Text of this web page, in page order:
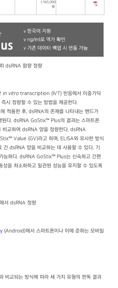
1,163,000
원
dsRNA 함량 정량
in vitro transcription (IVT) 반응에서 이중가닥
시 정량할 수 있는 방법을 제공한다.
적용한 후, dsRNA의 존재를 나타내는 밴드가
된다. dsRNA GoStix™ Plus의 결과는 스마트폰
비교하여 dsRNA 양을 정량한다. dsRNA
Value (GV)라고 하며, ELISA와 유사한 방식
간 dsRNA 양을 비교하는 데 사용할 수 있다. 기
능하다. dsRNA GoStix™ Plus는 신속하고 간편
을 최소화하고 일관된 성능을 유지할 수 있도록
서 dsRNA 정량
(Android)에서 스마트폰이나 이에 준하는 모바일
교되는 방식에 따라 세 가지 유형의 판독 결과